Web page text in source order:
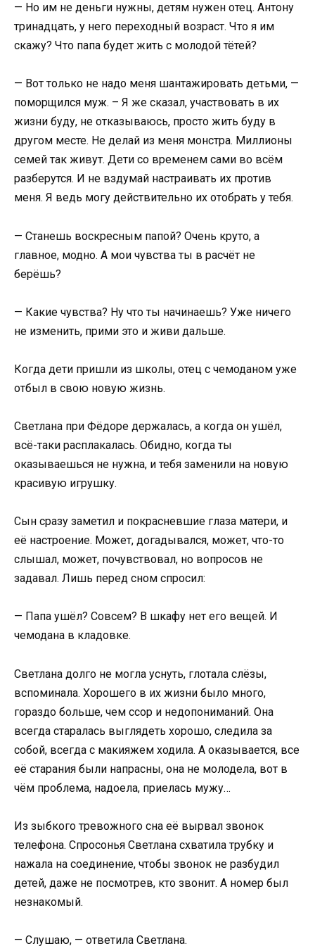
— Но им не деньги нужны, детям нужен отец. Антону
тринадцать, у него переходный возраст. Что я им
скажу? Что папа будет жить с молодой тётей?
— Вот только не надо меня шантажировать детьми, —
поморщился муж. – Я же сказал, участвовать в их
жизни буду, не отказываюсь, просто жить буду в
другом месте. Не делай из меня монстра. Миллионы
семей так живут. Дети со временем сами во всём
разберутся. И не вздумай настраивать их против
меня. Я ведь могу действительно их отобрать у тебя.
— Станешь воскресным папой? Очень круто, а
главное, модно. А мои чувства ты в расчёт не
берёшь?
— Какие чувства? Ну что ты начинаешь? Уже ничего
не изменить, прими это и живи дальше.
Когда дети пришли из школы, отец с чемоданом уже
отбыл в свою новую жизнь.
Светлана при Фёдоре держалась, а когда он ушёл,
всё-таки расплакалась. Обидно, когда ты
оказываешься не нужна, и тебя заменили на новую
красивую игрушку.
Сын сразу заметил и покрасневшие глаза матери, и
её настроение. Может, догадывался, может, что-то
слышал, может, почувствовал, но вопросов не
задавал. Лишь перед сном спросил:
— Папа ушёл? Совсем? В шкафу нет его вещей. И
чемодана в кладовке.
Светлана долго не могла уснуть, глотала слёзы,
вспоминала. Хорошего в их жизни было много,
гораздо больше, чем ссор и недопониманий. Она
всегда старалась выглядеть хорошо, следила за
собой, всегда с макияжем ходила. А оказывается, все
её старания были напрасны, она не молодела, вот в
чём проблема, надоела, приелась мужу…
Из зыбкого тревожного сна её вырвал звонок
телефона. Спросонья Светлана схватила трубку и
нажала на соединение, чтобы звонок не разбудил
детей, даже не посмотрев, кто звонит. А номер был
незнакомый.
— Слушаю, — ответила Светлана.